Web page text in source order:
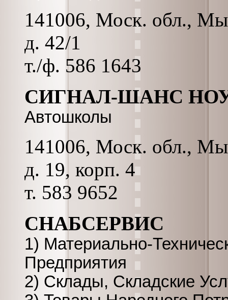
141006, Моск. обл.,
д. 42/1
т./ф. 586 1643
СИГНАЛ-ШАНС
Автошколы
141006, Моск. обл.,
д. 19, корп. 4
т. 583 9652
СНАБСЕРВИС
1) Материально-
Предприятия
2) Склады, Складские